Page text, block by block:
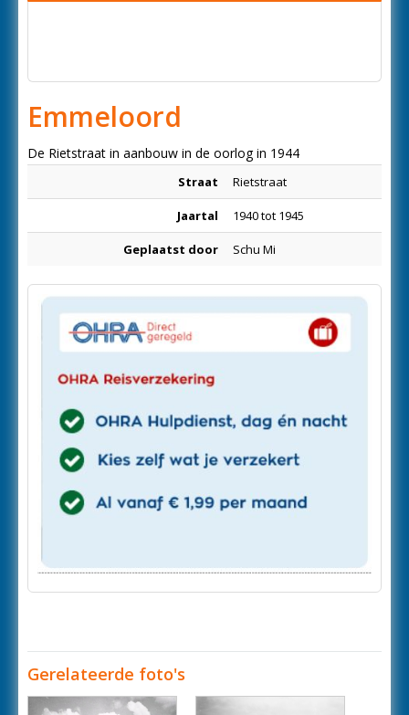
Emmeloord
De Rietstraat in aanbouw in de oorlog in 1944
Straat Rietstraat
Jaartal 1940 tot 1945
Geplaatst door Schu Mi
Gerelateerde foto's